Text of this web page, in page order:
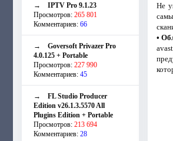
→ IPTV Pro 9.1.23
Просмотров: 265 801
Комментариев: 66
→ Goversoft Privazer Pro
4.0.125 + Portable
Просмотров: 227 990
Комментариев: 45
→ FL Studio Producer
Edition v26.1.3.5570 All
Plugins Edition + Portable
Просмотров: 213 694
Комментариев: 28
Не
•